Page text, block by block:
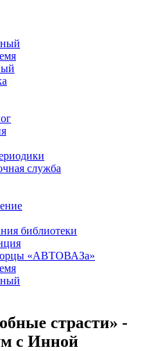
служба
библиотеки
«АВТОВАЗа»
страсти» -
с Инной